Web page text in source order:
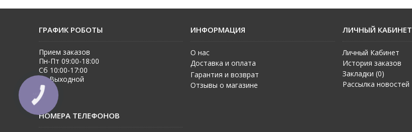
ГРАФИК РОБОТЫ
Прием заказов
Пн-Пт 09:00-18:00
Сб 10:00-17:00
Вс Выходной
ИНФОРМАЦИЯ
О нас
Доставка и оплата
Гарантия и возврат
Отзывы о магазине
ЛИЧНЫЙ КАБИНЕТ
Личный Кабинет
История заказов
Закладки (0)
Рассылка новостей
НОМЕРА ТЕЛЕФОНОВ
КНОПКА
ЗВ'ЯЗКУ